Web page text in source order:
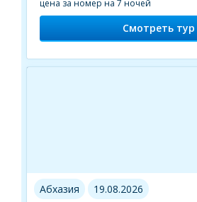
цена за номер на 7 ночей
Смотреть тур
Абхазия 19.08.2026